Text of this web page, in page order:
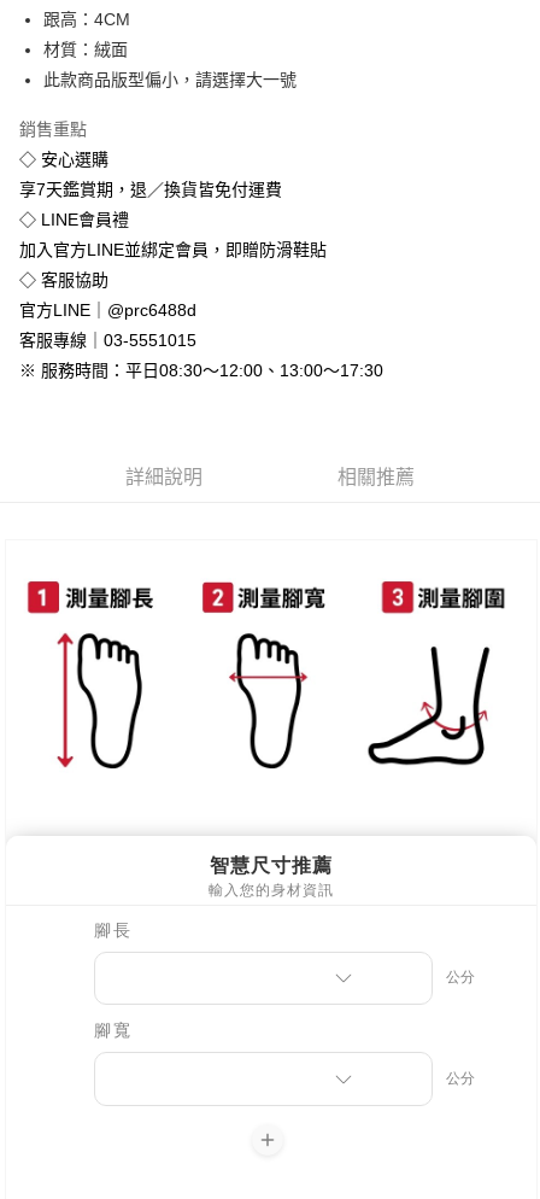
悠遊付
Google Pay
運送方式
全家付款取貨
免運費
付款後全家取貨
免運費
7-11付款取貨
每筆NT$80，滿NT$800(含以上)免運費
離島郵局配送
每筆NT$90，滿NT$999(含以上)免運費
【宇迅國際】限一般住址，不支援智能櫃 查看運費
跟高：4CM
材質：絨面
此款商品版型偏小，請選擇大一號
銷售重點
◇ 安心選購
享7天鑑賞期，退／換貨皆免付運費
◇ LINE會員禮
加入官方LINE並綁定會員，即贈防滑鞋貼
◇ 客服協助
官方LINE｜@prc6488d
客服專線｜03-5551015
※ 服務時間：平日08:30～12:00、13:00～17:30
詳細說明 相關推薦